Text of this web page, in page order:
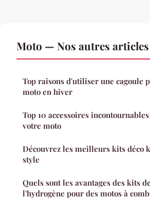
Moto — Nos autres articles
Top raisons d'utiliser une cagoule
moto en hiver
Top 10 accessoires
votre moto
Découvrez les meilleurs kits déco
style
Quels sont les avantages des kits
l'hydrogène pour des motos à